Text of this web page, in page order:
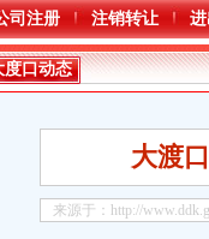
司注册 注销转让
庆公司减资代办行动计划大
业企业资质证书换领的重庆公
“密码”
景、完备科创配套AI新锐企
灾救灾和安全工作
度口动态
大渡
来源于：http://